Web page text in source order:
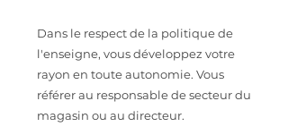
Dans le respect de la politique de
l'enseigne, vous développez votre
rayon en toute autonomie. Vous
référer au responsable de secteur du
magasin ou au directeur.